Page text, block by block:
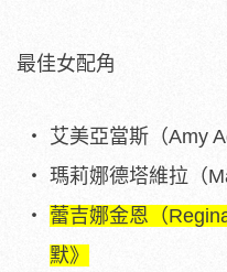
最佳女配角
艾美亞當斯（Amy
瑪莉娜德塔維拉（
蕾吉娜金恩（
默》